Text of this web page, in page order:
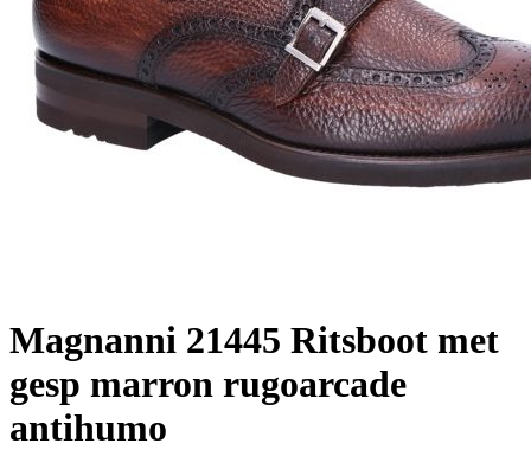
Magnanni 21445 Ritsboot met
gesp marron rugoarcade
antihumo